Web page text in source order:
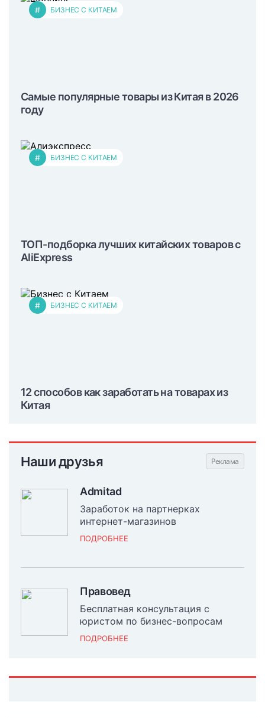
# БИЗНЕС С КИТАЕМ
Самые популярные товары из Китая в 2026
году
# БИЗНЕС С КИТАЕМ
ТОП-подборка лучших китайских товаров с
AliExpress
# БИЗНЕС С КИТАЕМ
12 способов как заработать на товарах из
Китая
Наши друзья
Admitad
Заработок на партнерках
интернет-магазинов
ПОДРОБНЕЕ
Правовед
Бесплатная консультация с
юристом по бизнес-вопросам
ПОДРОБНЕЕ